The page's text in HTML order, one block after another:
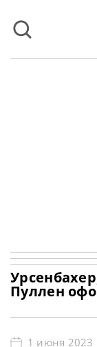
Пуллен
1 июня 2023